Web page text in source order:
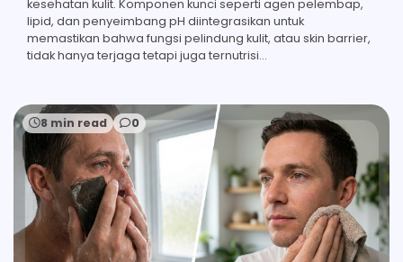
kesehatan kulit. Komponen kunci seperti agen pelembap,
lipid, dan penyeimbang pH diintegrasikan untuk
memastikan bahwa fungsi pelindung kulit, atau skin barrier,
tidak hanya terjaga tetapi juga ternutrisi…
8 min read 0